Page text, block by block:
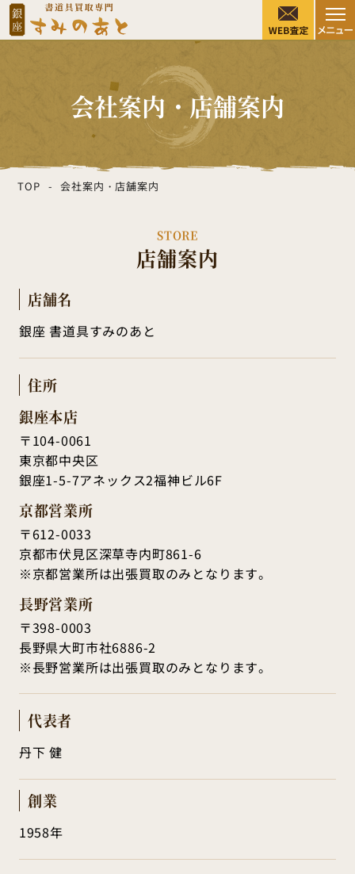
会社案内・店舗案内
TOP 会社案内・店舗案内
STORE
店舗案内
店舗名
銀座 書道具すみのあと
住所
銀座本店
〒104-0061
東京都中央区
銀座1-5-7アネックス2福神ビル6F
京都営業所
〒612-0033
京都市伏見区深草寺内町861-6
※京都営業所は出張買取のみとなります。
長野営業所
〒398-0003
長野県大町市社6886-2
※長野営業所は出張買取のみとなります。
代表者
丹下 健
創業
1958年